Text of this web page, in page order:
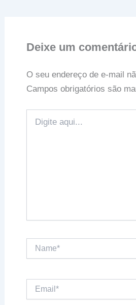
Deixe um
O seu endereço de e-mail
Campos obrigatórios são
aqui...
Name*